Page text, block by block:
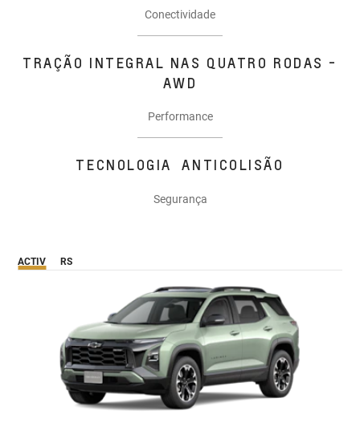
Conectividade
TRAÇÃO INTEGRAL NAS QUATRO RODAS -
AWD
Performance
TECNOLOGIA ANTICOLISÃO
Segurança
ACTIV RS